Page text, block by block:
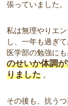
張っていました。
私は無理やりエ
し、一年も過ぎ
医学部の勉強に
のせいか体調
りました 。
その後も、抗う